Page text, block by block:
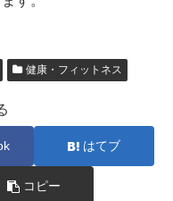
健康・フィットネス
はてブ
コピー